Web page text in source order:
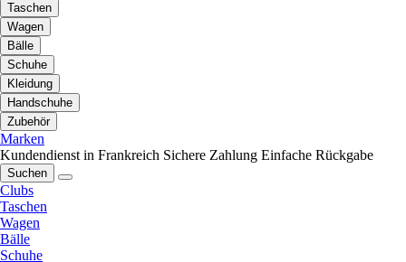
Taschen
Wagen
Bälle
Schuhe
Kleidung
Handschuhe
Zubehör
Marken
Kundendienst in Frankreich Sichere Zahlung Einfache Rückgabe
Suchen
Clubs
Taschen
Wagen
Bälle
Schuhe